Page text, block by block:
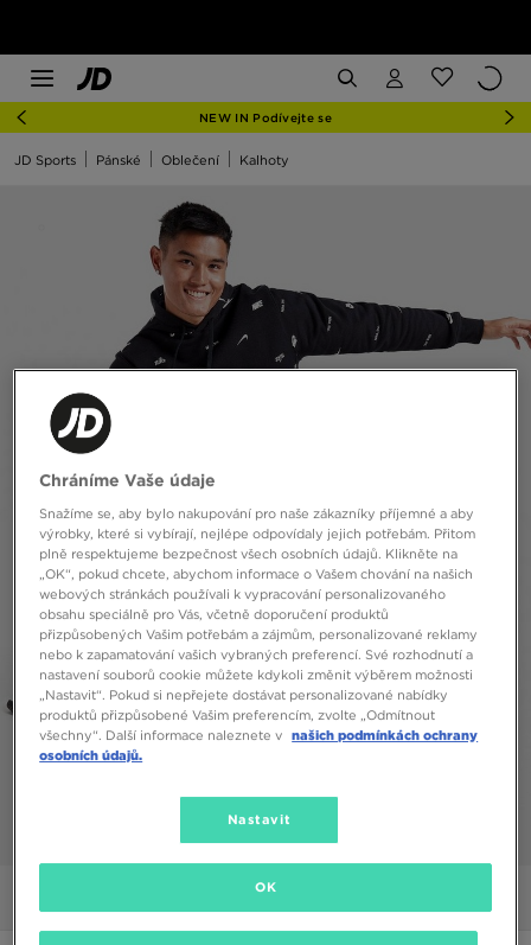
NEW IN Podívejte se
JD Sports Pánské Oblečení Kalhoty
Chráníme Vaše údaje
Snažíme se, aby bylo nakupování pro naše zákazníky příjemné a aby
výrobky, které si vybírají, nejlépe odpovídaly jejich potřebám. Přitom
plně respektujeme bezpečnost všech osobních údajů. Klikněte na
„OK“, pokud chcete, abychom informace o Vašem chování na našich
webových stránkách používali k vypracování personalizovaného
obsahu speciálně pro Vás, včetně doporučení produktů
přizpůsobených Vašim potřebám a zájmům, personalizované reklamy
nebo k zapamatování vašich vybraných preferencí. Své rozhodnutí a
nastavení souborů cookie můžete kdykoli změnit výběrem možnosti
„Nastavit“. Pokud si nepřejete dostávat personalizované nabídky
produktů přizpůsobené Vašim preferencím, zvolte „Odmítnout
všechny“. Další informace naleznete v našich podmínkách ochrany
osobních údajů.
Nastavit
OK